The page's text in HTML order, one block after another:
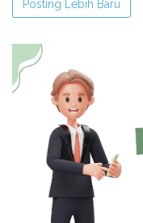
Posting Lebih Baru